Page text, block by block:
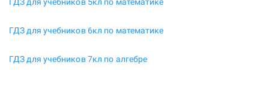
ГДЗ для учебников 6кл по математике
ГДЗ для учебников 7кл по алгебре